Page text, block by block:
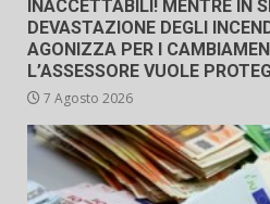
INACCETTABILI! MENTRE IN
DEVASTAZIONE DEGLI
AGONIZZA PER I
L’ASSESSORE VUOLE
7 Agosto 2026